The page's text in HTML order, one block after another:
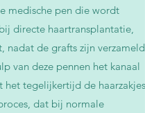
medische pen die wordt
directe haartransplantatie,
nadat de grafts zijn verzameld,
van deze pennen het kanaal
het tegelijkertijd de haarzakjes
dat bij normale